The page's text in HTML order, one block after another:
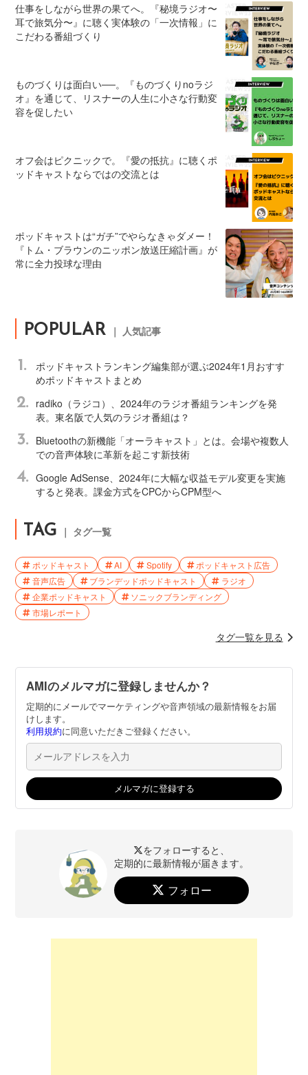
仕事をしながら世界の果てへ。『秘境ラジオ〜
耳で旅気分〜』に聴く実体験の「一次情報」に
こだわる番組づくり
ものづくりは面白い──。『ものづくりnoラジ
オ』を通じて、リスナーの人生に小さな行動変
容を促したい
オフ会はピクニックで。『愛の抵抗』に聴くポ
ッドキャストならではの交流とは
ポッドキャストは“ガチ”でやらなきゃダメー！
『トム・ブラウンのニッポン放送圧縮計画』が
常に全力投球な理由
POPULAR ｜ 人気記事
1.
ポッドキャストランキング編集部が選ぶ2024年1月おすす
めポッドキャストまとめ
2.
radiko（ラジコ）、2024年のラジオ番組ランキングを発
表。東名阪で人気のラジオ番組は？
3.
Bluetoothの新機能「オーラキャスト」とは。会場や複数人
での音声体験に革新を起こす新技術
4. Google AdSense、2024年に大幅な収益モデル変更を実施
すると発表。課金方式をCPCからCPM型へ
TAG ｜ タグ一覧
ポッドキャスト AI Spotify
ポッドキャスト広告
音声広告
ブランデッドポッドキャスト
ラジオ
企業ポッドキャスト
ソニックブランディング
市場レポート
タグ一覧を見る
AMIのメルマガに登録しませんか？
定期的にメールでマーケティングや音声領域の最新情報をお届
けします。
利用規約に同意いただきご登録ください。
をフォローすると、
定期的に最新情報が届きます。
フォロー